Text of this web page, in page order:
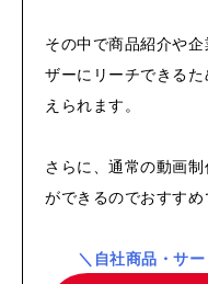
その中で商品紹介や
ザーにリーチできる
えられます。
さらに、通常の動画
ができるのでおすすめ
＼自社商品・サ